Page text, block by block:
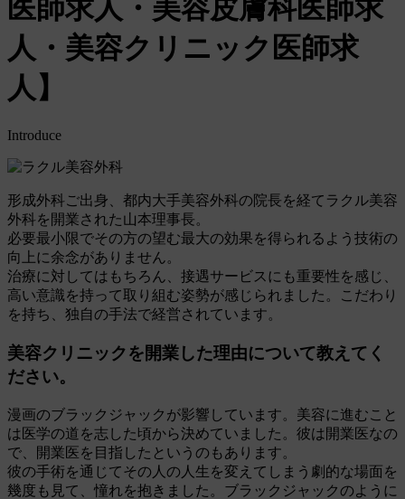
膚
科
師
人・
美
ク
ニ
ク
医
師
求
人】
Introduce
形成外科ご出身、都内大手美容外科の院長を経てラクル美容
外科を開業された山本理事長。
必要最小限でその方の望む最大の効果を得られるよう技術の
向上に余念がありません。
治療に対してはもちろん、接遇サービスにも重要性を感じ、
高い意識を持って取り組む姿勢が感じられました。こだわり
を持ち、独自の手法で経営されています。
美容クリニックを開業した理由について教えてく
ださい。
漫画のブラックジャックが影響しています。美容に進むこと
は医学の道を志した頃から決めていました。彼は開業医なの
で、開業医を目指したというのもあります。
彼の手術を通じてその人の人生を変えてしまう劇的な場面を
幾度も見て、憧れを抱きました。ブラックジャックのように